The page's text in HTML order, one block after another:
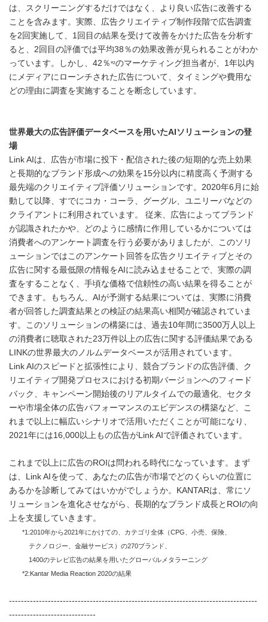
は、スクリーニングするだけではなく、より良い広告に改善する
ことを含みます。実際、広告クリエイティブ制作段階で広告調査
を2回実施して、1回目の結果を受けて改善をかけた広告を分析す
ると、2回目の評価では平均38％の効果改善が見られることがわか
っています。しかし、42％*²のマーケティング担当者が、1年以内
にメディアにローンチされた広告について、タイミングや費用な
どの理由に調査を実施することを断念しています。
世界最大の広告評価データベースを用いたAI ソリューションの登
場
Link AIは、広告が市場に投下・配信された後の短期的な売上効果
と長期的なブランド形成への効果を15分以内に精度高く予測する
最先端のクリエイティブ評価ソリューションです。2020年6月に始
動して以降、すでにコカ・コーラ、グーグル、ユニリーバなどの
クライアントに利用されています。 従来、広告によってブランド
が認識されたかや、どのように感情に作用しているかについては
消費者へのアンケート調査を行う必要がありましたが、このソリ
ューションではこのアンケート回答を広告クリエイティブとその
広告に関する最低限の情報をAIに読み込ませることで、実際の調
査をすることなく、手頃な価格で信頼性の高い結果を得ることが
できます。もちろん、AIが予測する結果については、実際に消費
者が回答した調査結果との検証の結果高い相関が確認されていま
す。このソリューションの構築には、過去10年間に3500万人以上
の消費者に聴取された23万件以上の広告に関する評価結果である
LINKの世界最大のノルムデータベースが活用されています。
Link AIのスピードと拡張性により、競合ブランドの広告評価、ク
リエイティブ開発プロセスにおける初期バージョンへのフィード
バック、キャンペーン開始後のリアルタイムでの最適化、セクタ
ーや市場全体の広告パフォーマンスのエビデンスの構築など、こ
れまで以上に幅広いシナリオで活用いただくことが可能になり、
2021年には16,000以上もの広告がLink AIで評価されています。
これまで以上に広告のROIは問われる時代になっています。まず
は、Link AIを使って、あなたの広告が市場でどのくらいの位置に
あるかを診断してみてはいかがでしょうか。KANTARは、常にソ
リューションを進化させながら、長期的なブランド成長とROIの向
上を支援していきます。
*1:2010年から2021年にかけての、カテゴリ全体（CPG、小売、保険、
テクノロジー、 金融サービス）の270ブランド、
1400のテレビ広告の結果を用いたグローバルメタラーニング
*2:Kantar Media Reaction 2020の結果
-----------------------------------------------------------------------------------
-----------------------------